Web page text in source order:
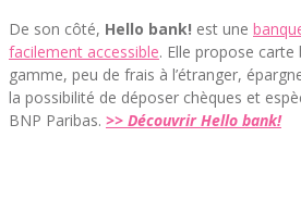
De son côté, Hello bank! est une
facilement accessible. Elle propose
gamme, peu de frais à l’étranger,
la possibilité de déposer chèques et
BNP Paribas. >> Découvrir Hello bank!